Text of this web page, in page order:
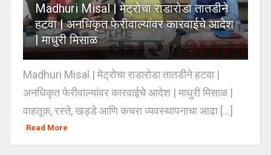
Madhuri Misal | मेट्रोचा राडारोडा तातडीने
हटवा | अनधिकृत फेरीवाल्यांवर कारवाईचे आदेश
| माधुरी मिसाळ
Madhuri Misal | मेट्रोचा राडारोडा तातडीने हटवा |
अनधिकृत फेरीवाल्यांवर कारवाईचे आदेश | माधुरी मिसाळ |
वाहतूक, रस्ते, खड्डे आणि कचरा व्यवस्थापनाचा आढा [...]
Read More